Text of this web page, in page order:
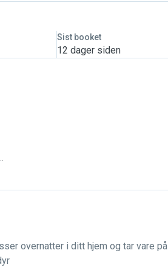
Sist booket
12 dager siden
overnatter i ditt hjem og tar vare på